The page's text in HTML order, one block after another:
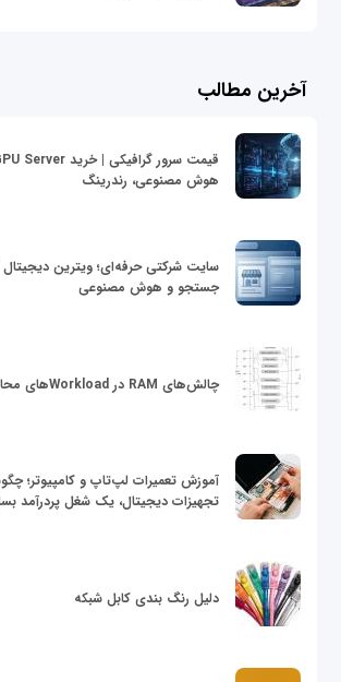
آخرین مطالب
هوش مصنوعی، رندرینگ
سایت شرکتی حرفه‌ای؛ ویترین
جستجو و هوش مصنوعی
چالش‌های RAM در Workloadهای محاسباتی HPC
آموزش تعمیرات لپ‌تاپ و کامپیوتر؛
تجهیزات دیجیتال، یک شغل پردرآمد
دلیل رنگ بندی کابل شبکه